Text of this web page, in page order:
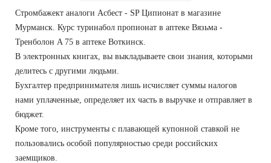
Стромбажект аналоги Асбест - SP Ципионат в магазине
Мурманск. Курс туринабол пропионат в аптеке Вязьма -
Тренболон A 75 в аптеке Воткинск.
В электронных книгах, вы выкладываете свои знания, которыми
делитесь с другими людьми.
Бухгалтер предпринимателя лишь исчисляет суммы налогов
нами уплаченные, определяет их часть в выручке и отправляет в
бюджет.
Кроме того, инструменты с плавающей купонной ставкой не
пользовались особой популярностью среди российских
заемщиков.